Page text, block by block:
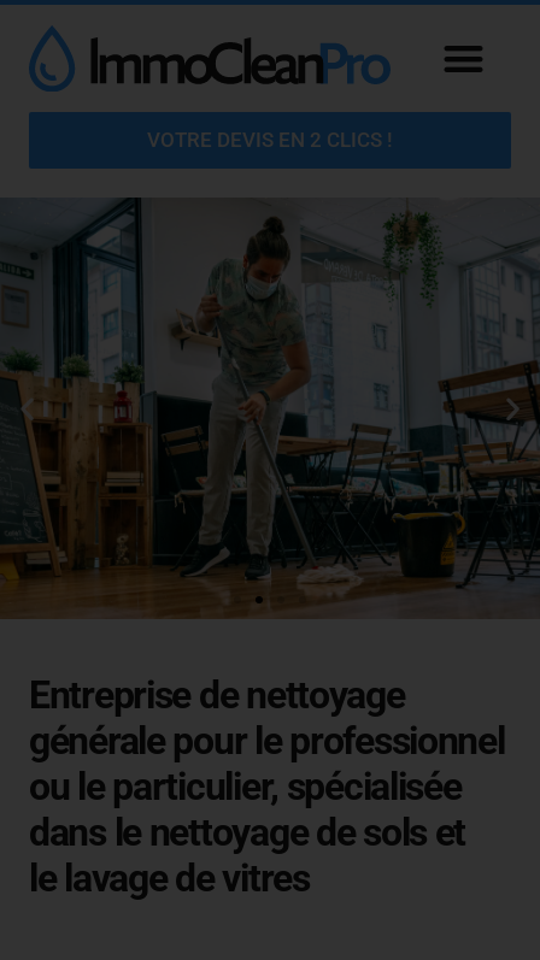
VOTRE DEVIS EN 2 CLICS !
assurées !
Entreprise de nettoyage
générale pour le professionnel
ou le particulier, spécialisée
dans le nettoyage de sols et
le lavage de vitres